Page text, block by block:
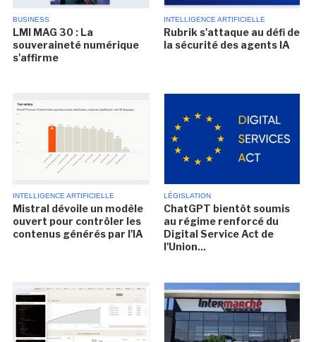
BUSINESS
LMI MAG 30 : La
souveraineté numérique
s'affirme
INTELLIGENCE ARTIFICIELLE
Rubrik s'attaque au défi de
la sécurité des agents IA
INTELLIGENCE ARTIFICIELLE
Mistral dévoile un modèle
ouvert pour contrôler les
contenus générés par l'IA
LÉGISLATION
ChatGPT bientôt soumis
au régime renforcé du
Digital Service Act de
l'Union...